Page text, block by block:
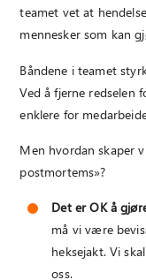
teamet vet at
mennesker som kan
Båndene i teamet
Ved å fjerne redselen
enklere for
Men hvordan skaper
postmortems»?
Det er OK å
må vi være
heksejakt. Vi
oss.